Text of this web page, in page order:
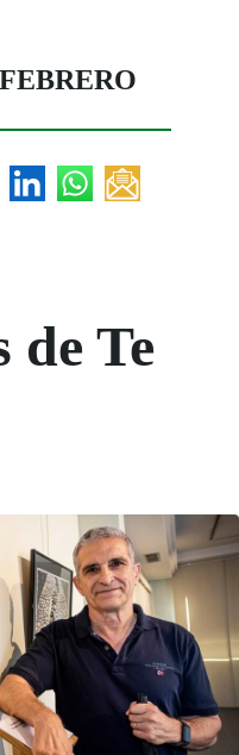
de Te